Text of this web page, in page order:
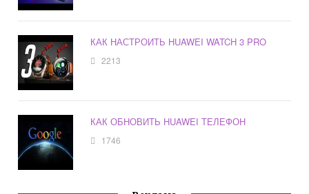
КАК НАСТРОИТЬ HUAWEI WATCH 3 PRO
2213
КАК ОБНОВИТЬ HUAWEI ТЕЛЕФОН
1746